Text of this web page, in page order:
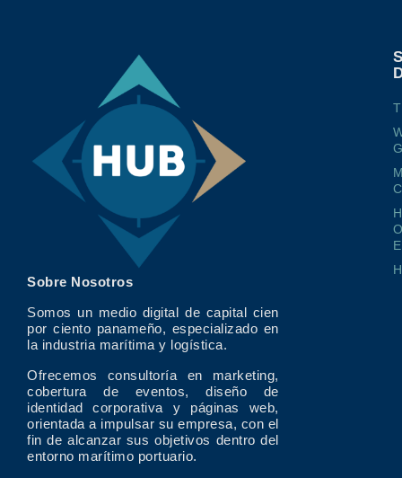
Sobre Nosotros
Somos un medio digital de capital cien
por ciento panameño, especializado en
la industria marítima y logística.
Ofrecemos consultoría en marketing,
cobertura de eventos, diseño de
identidad corporativa y páginas web,
orientada a impulsar su empresa, con el
fin de alcanzar sus objetivos dentro del
entorno marítimo portuario.